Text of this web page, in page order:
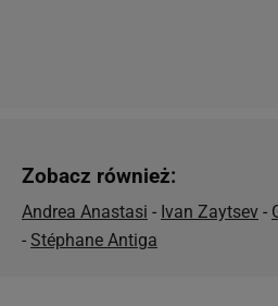
Zobacz również:
Andrea Anastasi - Ivan Zaytsev -
- Stéphane Antiga